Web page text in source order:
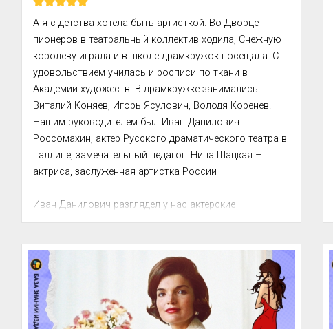
А я с детства хотела быть артисткой. Во Дворце
пионеров в театральный коллектив ходила, Снежную
королеву играла и в школе драмкружок посещала. С
удовольствием училась и росписи по ткани в
Академии художеств. В драмкружке занимались
Виталий Коняев, Игорь Ясулович, Володя Коренев.
Нашим руководителем был Иван Данилович
Россомахин, актер Русского драматического театра в
Таллине, замечательный педагог. Нина Шацкая –
актриса, заслуженная артистка России
Иван Данилович разглядел у нас актерские
способности, разбудил тягу к профессии, заложил